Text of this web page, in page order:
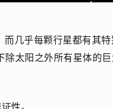
而几乎每颗行星都有其
太阳之外所有星体的
性。